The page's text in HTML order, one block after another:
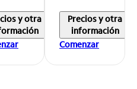
y otra
Precios y otra
información
Comenzar